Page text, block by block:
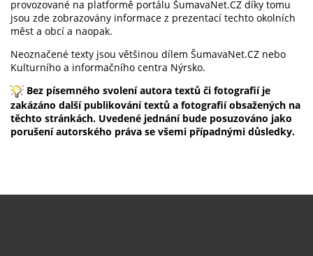
provozované na platformě portálu ŠumavaNet.CZ díky tomu
jsou zde zobrazovány informace z prezentací techto okolních
měst a obcí a naopak.
Neoznačené texty jsou většinou dílem ŠumavaNet.CZ nebo
Kulturního a informačního centra Nýrsko.
Bez písemného svolení autora textů či fotografií je
zakázáno další publikování textů a fotografií obsažených na
těchto stránkách. Uvedené jednání bude posuzováno jako
porušení autorského práva se všemi případnými důsledky.